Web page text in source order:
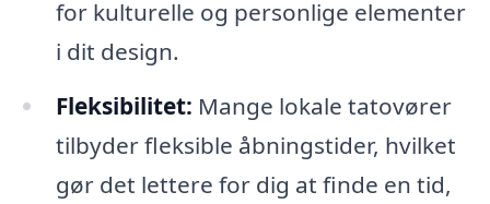
for kulturelle og personlige elementer
i dit design.
Fleksibilitet: Mange lokale tatovører
tilbyder fleksible åbningstider, hvilket
gør det lettere for dig at finde en tid,